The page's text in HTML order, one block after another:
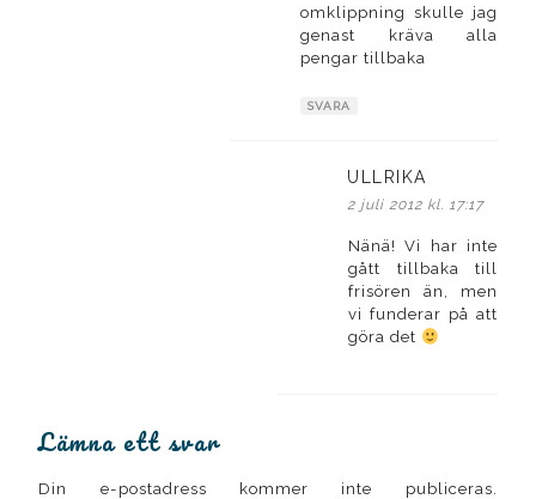
omklippning skulle jag
genast kräva alla
pengar tillbaka
SVARA
ULLRIKA
2 juli 2012 kl. 17:17
Nänä! Vi har inte
gått tillbaka till
frisören än, men
vi funderar på att
göra det
Lämna ett svar
Din e-postadress kommer inte publiceras.